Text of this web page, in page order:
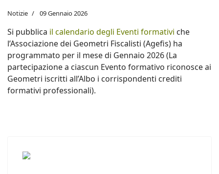
Notizie 09 Gennaio 2026
Si pubblica il calendario degli Eventi formativi che
l’Associazione dei Geometri Fiscalisti (Agefis) ha
programmato per il mese di Gennaio 2026 (La
partecipazione a ciascun Evento formativo riconosce ai
Geometri iscritti all’Albo i corrispondenti crediti
formativi professionali).